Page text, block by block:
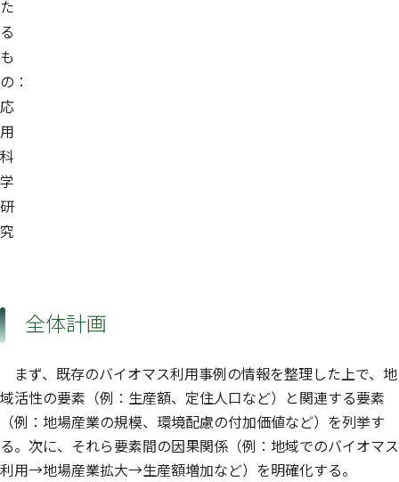
た
る
も
の：
応
用
科
学
研
究
全体計画
まず、既存のバイオマス利用事例の情報を整理した上で、地
域活性の要素（例：生産額、定住人口など）と関連する要素
（例：地場産業の規模、環境配慮の付加価値など）を列挙す
る。次に、それら要素間の因果関係（例：地域でのバイオマス
利用→地場産業拡大→生産額増加など）を明確化する。